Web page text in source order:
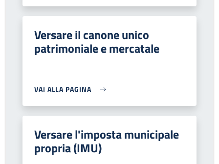
Versare il canone unico
patrimoniale e mercatale
VAI ALLA PAGINA
Versare l'imposta municipale
propria (IMU)